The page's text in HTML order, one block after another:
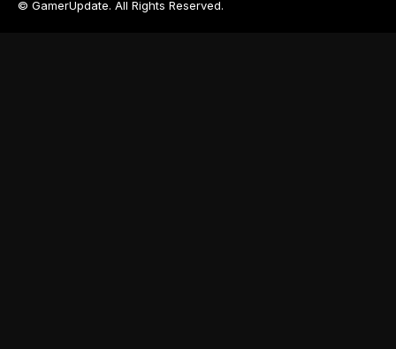
© GamerUpdate. All Rights Reserved.